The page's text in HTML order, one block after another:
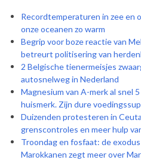
Recordtemperaturen in zee en
onze oceanen zo warm
Begrip voor boze reactie van
betreurt politisering van
2 Belgische tienermeisjes
autosnelweg in Nederland
Magnesium van A-merk al snel
huismerk. Zijn dure
Duizenden protesteren in
grenscontroles en meer hulp
Troondag en fosfaat: de
Marokkanen zegt meer over